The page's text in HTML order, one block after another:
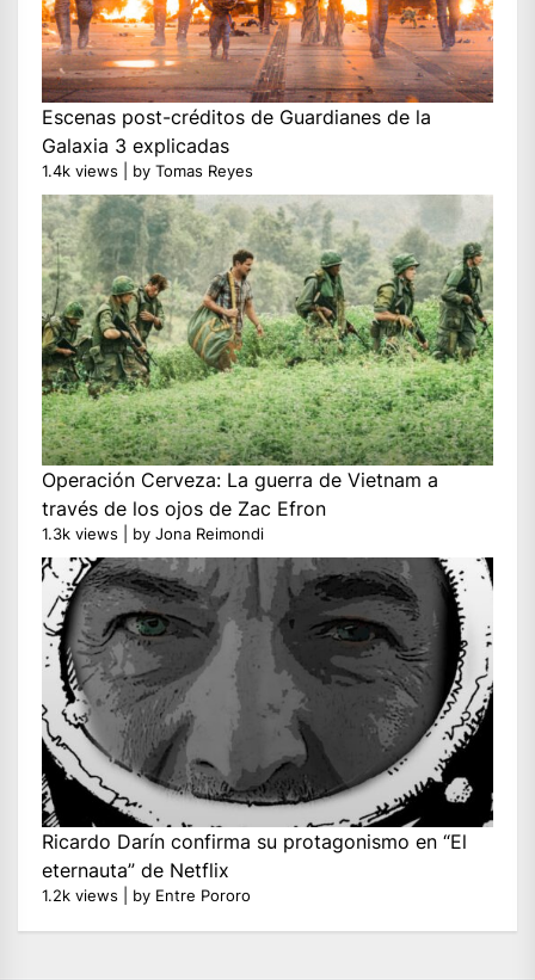
Escenas post-créditos de Guardianes de la
Galaxia 3 explicadas
1.4k views by Tomas Reyes
Operación Cerveza: La guerra de Vietnam a
través de los ojos de Zac Efron
1.3k views by Jona Reimondi
Ricardo Darín confirma su protagonismo en “El
eternauta” de Netflix
1.2k views by Entre Pororo